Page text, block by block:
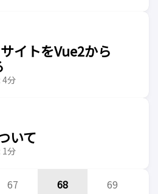
イトをVue2から
4分
いて
1分
67 68 69